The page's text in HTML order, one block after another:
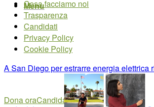
Menu
Dona oraCandidati ora
Cosa facciamo noi
Trasparenza
Candidati
Privacy Policy
Cookie Policy
A San Diego per estrarre energia elettrica